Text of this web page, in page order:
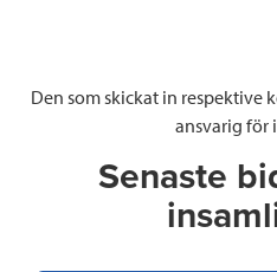
Den som skickat in respektive
ansvarig för
Senaste